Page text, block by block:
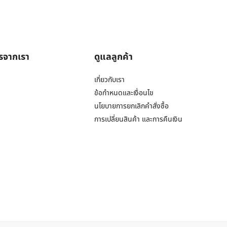
ากเรา ดูแลลูกค้า
เกี่ยวกับเรา
ข้อกำหนดและเงื่อนไข
นโยบายการยกเลิกคำสั่งซื้อ
การเปลี่ยนสินค้า และการคืนเงิน